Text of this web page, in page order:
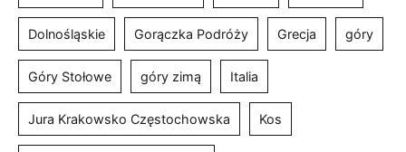
Dolnośląskie Gorączka Podróży Grecja góry
Góry Stołowe góry zimą Italia
Jura Krakowsko Częstochowska Kos